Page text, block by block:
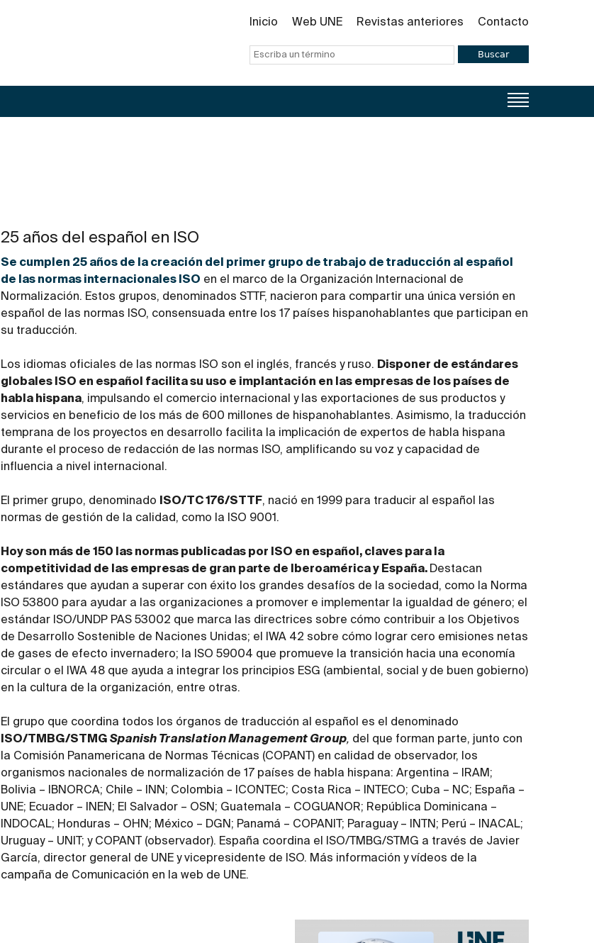
Inicio Web UNE Revistas anteriores Contacto
Buscar
25 años del español en ISO
Se cumplen 25 años de la creación del primer grupo de trabajo de traducción al español
de las normas internacionales ISO en el marco de la Organización Internacional de
Normalización. Estos grupos, denominados STTF, nacieron para compartir una única versión en
español de las normas ISO, consensuada entre los 17 países hispanohablantes que participan en
su traducción.
Los idiomas oficiales de las normas ISO son el inglés, francés y ruso. Disponer de estándares
globales ISO en español facilita su uso e implantación en las empresas de los países de
habla hispana, impulsando el comercio internacional y las exportaciones de sus productos y
servicios en beneficio de los más de 600 millones de hispanohablantes. Asimismo, la traducción
temprana de los proyectos en desarrollo facilita la implicación de expertos de habla hispana
durante el proceso de redacción de las normas ISO, amplificando su voz y capacidad de
influencia a nivel internacional.
El primer grupo, denominado ISO/TC 176/STTF, nació en 1999 para traducir al español las
normas de gestión de la calidad, como la ISO 9001.
Hoy son más de 150 las normas publicadas por ISO en español, claves para la
competitividad de las empresas de gran parte de Iberoamérica y España. Destacan
estándares que ayudan a superar con éxito los grandes desafíos de la sociedad, como la Norma
ISO 53800 para ayudar a las organizaciones a promover e implementar la igualdad de género; el
estándar ISO/UNDP PAS 53002 que marca las directrices sobre cómo contribuir a los Objetivos
de Desarrollo Sostenible de Naciones Unidas; el IWA 42 sobre cómo lograr cero emisiones netas
de gases de efecto invernadero; la ISO 59004 que promueve la transición hacia una economía
circular o el IWA 48 que ayuda a integrar los principios ESG (ambiental, social y de buen gobierno)
en la cultura de la organización, entre otras.
El grupo que coordina todos los órganos de traducción al español es el denominado
ISO/TMBG/STMG Spanish Translation Management Group, del que forman parte, junto con
la Comisión Panamericana de Normas Técnicas (COPANT) en calidad de observador, los
organismos nacionales de normalización de 17 países de habla hispana: Argentina – IRAM;
Bolivia – IBNORCA; Chile – INN; Colombia – ICONTEC; Costa Rica – INTECO; Cuba – NC; España –
UNE; Ecuador – INEN; El Salvador – OSN; Guatemala – COGUANOR; República Dominicana –
INDOCAL; Honduras – OHN; México – DGN; Panamá – COPANIT; Paraguay – INTN; Perú – INACAL;
Uruguay – UNIT; y COPANT (observador). España coordina el ISO/TMBG/STMG a través de Javier
García, director general de UNE y vicepresidente de ISO. Más información y vídeos de la
campaña de Comunicación en la web de UNE.